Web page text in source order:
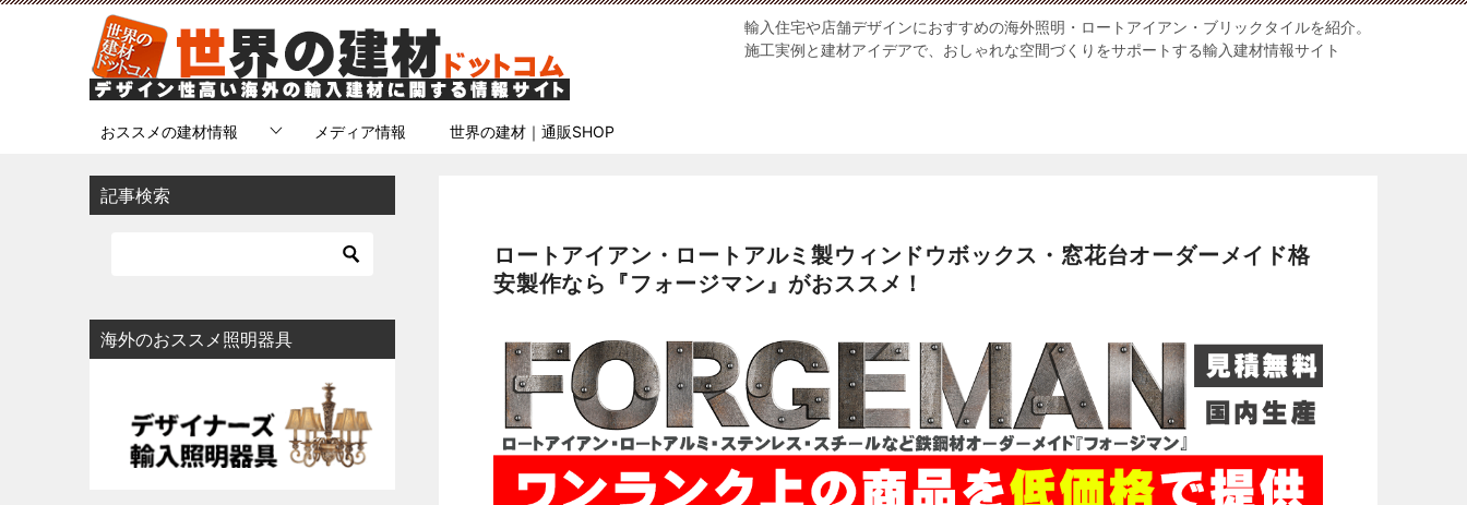
輸入住宅や店舗デザインにおすすめの海外照明・ロートアイアン・ブリックタイルを紹介。
施工実例と建材アイデアで、おしゃれな空間づくりをサポートする輸入建材情報サイト
おススメの建材情報 メディア情報 世界の建材｜通販SHOP
ロートアイアン・ロートアルミ製ウィンドウボックス・窓花台オーダーメイド格
安製作なら『フォージマン』がおススメ！
記事検索
海外のおススメ照明器具